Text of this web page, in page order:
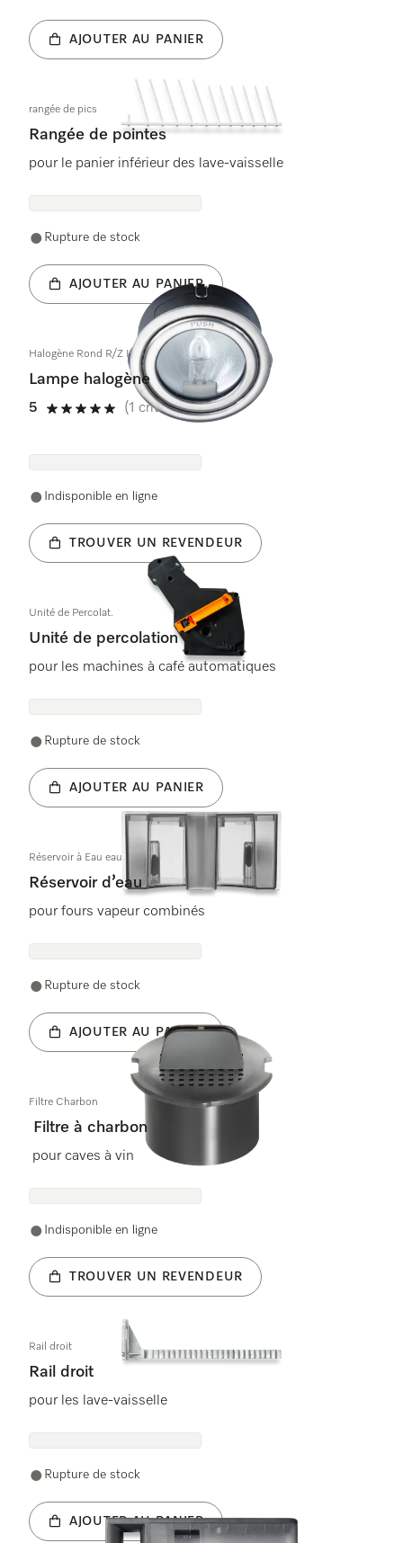
AJOUTER AU PANIER
rangée de pics
Rangée de pointes
pour le panier inférieur des lave-vaisselle
Rupture de stock
AJOUTER AU PANIER
Halogène Rond R/Z L=1000mm
Lampe halogène
5
5 étoiles sur 5
(1 critique)
Indisponible en ligne
TROUVER UN REVENDEUR
Unité de Percolat.
Unité de percolation
pour les machines à café automatiques
Rupture de stock
AJOUTER AU PANIER
Réservoir à Eau eau fraîche
Réservoir d’eau
pour fours vapeur combinés
Rupture de stock
AJOUTER AU PANIER
Filtre Charbon
Filtre à charbon
pour caves à vin
Indisponible en ligne
TROUVER UN REVENDEUR
Rail droit
Rail droit
pour les lave-vaisselle
Rupture de stock
AJOUTER AU PANIER